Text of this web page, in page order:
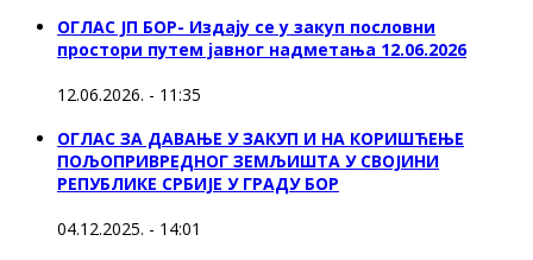
ОГЛАС ЈП БОР- Издају се у закуп пословни
простори путем јавног надметања 12.06.2026
12.06.2026. - 11:35
ОГЛАС ЗА ДАВАЊЕ У ЗАКУП И НА КОРИШЋЕЊЕ
ПОЉОПРИВРЕДНОГ ЗЕМЉИШТА У СВОЈИНИ
РЕПУБЛИКЕ СРБИЈЕ У ГРАДУ БОР
04.12.2025. - 14:01